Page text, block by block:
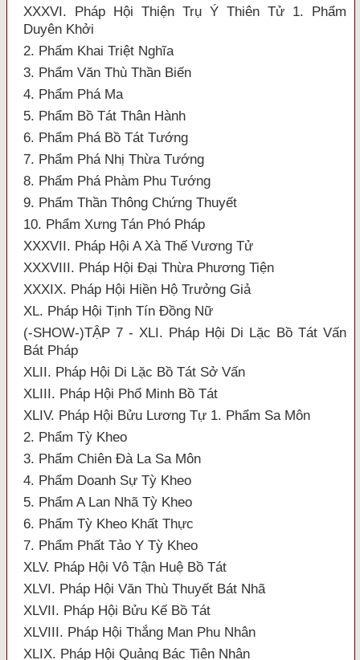
XXXVI. Pháp Hội Thiện Trụ Ý Thiên Tử 1. Phẩm
Duyên Khởi
2. Phẩm Khai Triệt Nghĩa
3. Phẩm Văn Thù Thần Biến
4. Phẩm Phá Ma
5. Phẩm Bồ Tát Thân Hành
6. Phẩm Phá Bồ Tát Tướng
7. Phẩm Phá Nhị Thừa Tướng
8. Phẩm Phá Phàm Phu Tướng
9. Phẩm Thần Thông Chứng Thuyết
10. Phẩm Xưng Tán Phó Pháp
XXXVII. Pháp Hội A Xà Thế Vương Tử
XXXVIII. Pháp Hội Đại Thừa Phương Tiện
XXXIX. Pháp Hội Hiền Hộ Trưởng Giả
XL. Pháp Hội Tịnh Tín Đồng Nữ
(-SHOW-)TẬP 7 - XLI. Pháp Hội Di Lặc Bồ Tát Vấn
Bát Pháp
XLII. Pháp Hội Di Lặc Bồ Tát Sở Vấn
XLIII. Pháp Hội Phổ Minh Bồ Tát
XLIV. Pháp Hội Bửu Lương Tự 1. Phẩm Sa Môn
2. Phẩm Tỳ Kheo
3. Phẩm Chiên Đà La Sa Môn
4. Phẩm Doanh Sự Tỳ Kheo
5. Phẩm A Lan Nhã Tỳ Kheo
6. Phẩm Tỳ Kheo Khất Thực
7. Phẩm Phất Tảo Y Tỳ Kheo
XLV. Pháp Hội Vô Tận Huệ Bồ Tát
XLVI. Pháp Hội Văn Thù Thuyết Bát Nhã
XLVII. Pháp Hội Bửu Kế Bồ Tát
XLVIII. Pháp Hội Thắng Man Phu Nhân
XLIX. Pháp Hội Quảng Bác Tiên Nhân